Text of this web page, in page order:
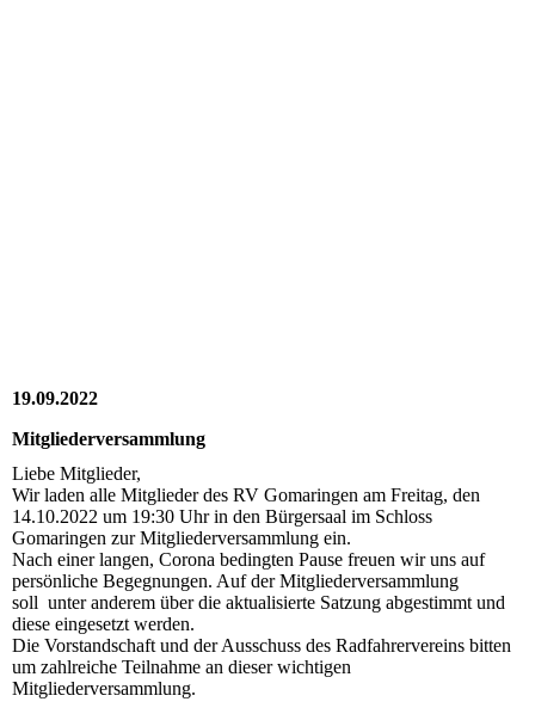
19.09.2022
Mitgliederversammlung
Liebe Mitglieder,
Wir laden alle Mitglieder des RV Gomaringen am Freitag, den
14.10.2022 um 19:30 Uhr in den Bürgersaal im Schloss
Gomaringen zur Mitgliederversammlung ein.
Nach einer langen, Corona bedingten Pause freuen wir uns auf
persönliche Begegnungen. Auf der Mitgliederversammlung
soll unter anderem über die aktualisierte Satzung abgestimmt und
diese eingesetzt werden.
Die Vorstandschaft und der Ausschuss des Radfahrervereins bitten
um zahlreiche Teilnahme an dieser wichtigen
Mitgliederversammlung.